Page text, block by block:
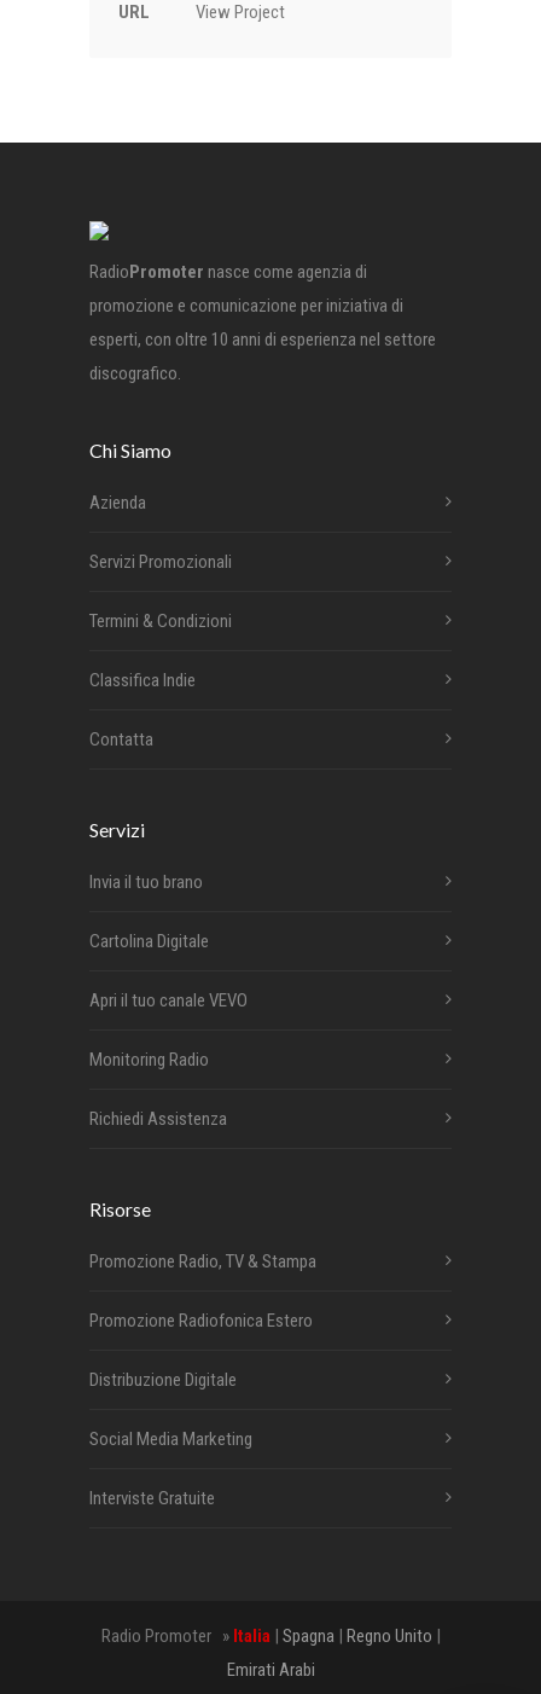
URL View Project
RadioPromoter nasce come agenzia di
promozione e comunicazione per iniziativa di
esperti, con oltre 10 anni di esperienza nel settore
discografico.
Chi Siamo
Azienda
Servizi Promozionali
Termini & Condizioni
Classifica Indie
Contatta
Servizi
Invia il tuo brano
Cartolina Digitale
Apri il tuo canale VEVO
Monitoring Radio
Richiedi Assistenza
Risorse
Promozione Radio, TV & Stampa
Promozione Radiofonica Estero
Distribuzione Digitale
Social Media Marketing
Interviste Gratuite
Radio Promoter » Italia| Spagna | Regno Unito |
Emirati Arabi